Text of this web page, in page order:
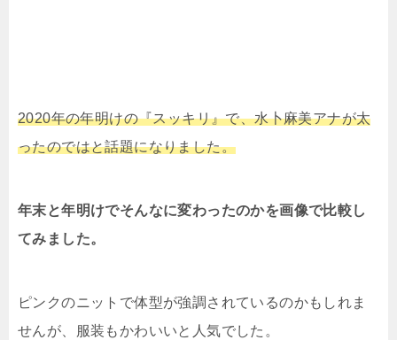
2020年の年明けの『スッキリ』で、水卜麻美アナが太
ったのではと話題になりました。
年末と年明けでそんなに変わったのかを画像で比較し
てみました。
ピンクのニットで体型が強調されているのかもしれま
せんが、服装もかわいいと人気でした。